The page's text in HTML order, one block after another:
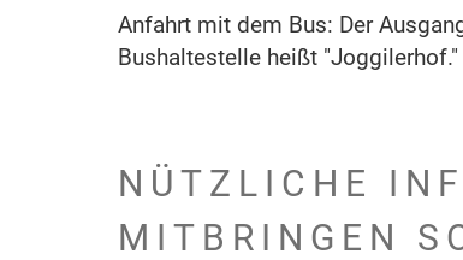
Anfahrt mit dem Bus: Der
Bushaltestelle heißt "Joggilerhof."
NÜTZLICHE
MITBRINGEN